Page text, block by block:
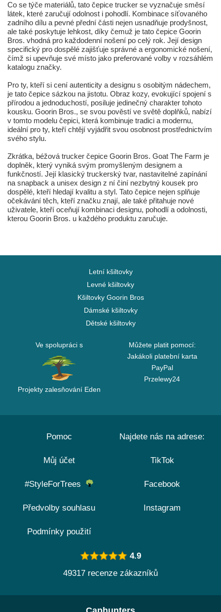
Co se týče materiálů, tato čepice trucker se vyznačuje směsí
látek, které zaručují odolnost i pohodlí. Kombinace síťovaného
zadního dílu a pevné přední části nejen usnadňuje prodyšnost,
ale také poskytuje lehkost, díky čemuž je tato čepice Goorin
Bros. vhodná pro každodenní nošení po celý rok. Její design
specifický pro dospělé zajišťuje správné a ergonomické nošení,
čímž si upevňuje své místo jako preferované volby v rozsáhlém
katalogu značky.
Pro ty, kteří si cení autenticity a designu s osobitým nádechem,
je tato čepice sázkou na jistotu. Obraz kozy, evokující spojení s
přírodou a jednoduchostí, posiluje jedinečný charakter tohoto
kousku. Goorin Bros., se svou pověstí ve světě doplňků, nabízí
v tomto modelu čepici, která kombinuje tradici a modernu,
ideální pro ty, kteří chtějí vyjádřit svou osobnost prostřednictvím
svého stylu.
Zkrátka, béžová trucker čepice Goorin Bros. Goat The Farm je
doplněk, který vyniká svým promyšleným designem a
funkčností. Její klasický truckerský tvar, nastavitelné zapínání
na snapback a unisex design z ní činí nezbytný kousek pro
dospělé, kteří hledají kvalitu a styl. Tato čepice nejen splňuje
očekávání těch, kteří značku znají, ale také přitahuje nové
uživatele, kteří oceňují kombinaci designu, pohodlí a odolnosti,
kterou Goorin Bros. u každého produktu zaručuje.
Letní kšiltovky
Levné kšiltovky
Kšiltovky Goorin Bros
Dámské kšiltovky
Dětské kšiltovky
Ve spolupráci s
Projekty zalesňování Eden
Můžete platit pomocí:
Jakákoli platební karta
PayPal
Przelewy24
Pomoc
Můj účet
#StyleForTrees
Předvolby souhlasu
Podmínky použití
Najdete nás na adrese:
TikTok
Facebook
Instagram
4.9
49317 recenze zákazníků